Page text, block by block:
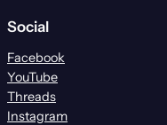
Social
Facebook
YouTube
Threads
Instagram